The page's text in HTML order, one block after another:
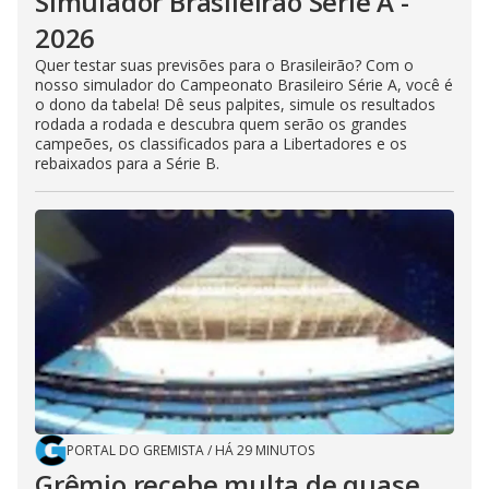
2026
Quer testar suas previsões para o Brasileirão? Com o
nosso simulador do Campeonato Brasileiro Série A, você é
o dono da tabela! Dê seus palpites, simule os resultados
rodada a rodada e descubra quem serão os grandes
campeões, os classificados para a Libertadores e os
rebaixados para a Série B.
PORTAL DO GREMISTA/ HÁ 29 MINUTOS